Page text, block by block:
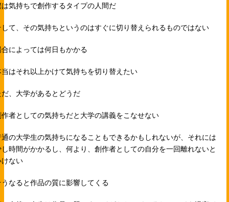
は気持ちで創作するタイプの人間だ
して、その気持ちというのはすぐに切り替えられるものではない
合によっては何日もかかる
当はそれ以上かけて気持ちを切り替えたい
だ、大学があるとどうだ
作者としての気持ちだと大学の講義をこなせない
通の大学生の気持ちになることもできるかもしれないが、それには
し時間がかかるし、何より、創作者としての自分を一回離れないと
けない
うなると作品の質に影響してくる